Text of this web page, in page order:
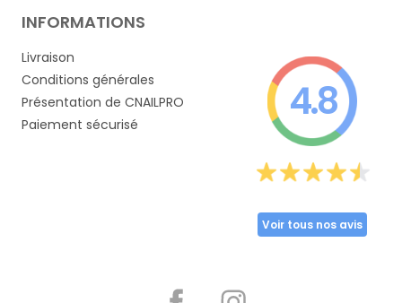
INFORMATIONS
Livraison
Conditions générales
Présentation de CNAILPRO
Paiement sécurisé
4.8
Voir tous nos avis